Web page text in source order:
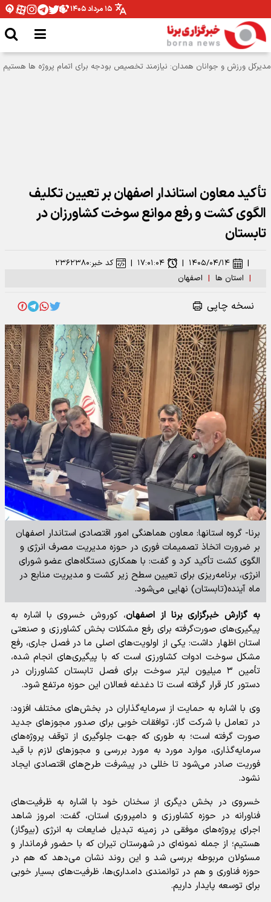
۱۵ مرداد ۱۴۰۵
تأکید معاون استاندار اصفهان بر تعیین تکلیف
الگوی کشت و رفع موانع سوخت کشاورزان در
تابستان
| استان ها | اصفهان
| ۱۴۰۵/۰۴/۱۴ | ۱۷:۰۱:۰۴ | کد خبر:۲۳۶۲۳۸۰
نسخه چاپی
برنا- گروه استانها: معاون هماهنگی امور اقتصادی استاندار اصفهان
بر ضرورت اتخاذ تصمیمات فوری در حوزه مدیریت مصرف انرژی و
الگوی کشت تأکید کرد و گفت: با همکاری دستگاه‌های عضو شورای
انرژی، برنامه‌ریزی برای تعیین سطح زیر کشت و مدیریت منابع در
ماه آینده(تابستان) نهایی می‌شود.
به گزارش خبرگزاری برنا از اصفهان، کوروش خسروی با اشاره به
پیگیری‌های صورت‌گرفته برای رفع مشکلات بخش کشاورزی و صنعتی
استان اظهار داشت: یکی از اولویت‌های اصلی ما در فصل جاری، رفع
مشکل سوخت ادوات کشاورزی است که با پیگیری‌های انجام شده،
تأمین ۳ میلیون لیتر سوخت برای فصل تابستان کشاورزان در
دستور کار قرار گرفته است تا دغدغه فعالان این حوزه مرتفع شود.
​وی با اشاره به حمایت از سرمایه‌گذاران در بخش‌های مختلف افزود:
در تعامل با شرکت گاز، توافقات خوبی برای صدور مجوزهای جدید
صورت گرفته است؛ به طوری که جهت جلوگیری از توقف پروژه‌های
سرمایه‌گذاری، موارد مورد به مورد بررسی و مجوزهای لازم با قید
فوریت صادر می‌شود تا خللی در پیشرفت طرح‌های اقتصادی ایجاد
نشود.
​خسروی در بخش دیگری از سخنان خود با اشاره به ظرفیت‌های
فناورانه در حوزه کشاورزی و دامپروری استان، گفت: امروز شاهد
اجرای پروژه‌های موفقی در زمینه تبدیل ضایعات به انرژی (بیوگاز)
هستیم؛ از جمله نمونه‌ای در شهرستان تیران که با حضور فرماندار و
مسئولان مربوطه بررسی شد و این روند نشان می‌دهد که هم در
حوزه فناوری و هم در توانمندی دامداری‌ها، ظرفیت‌های بسیار خوبی
برای توسعه پایدار داریم.